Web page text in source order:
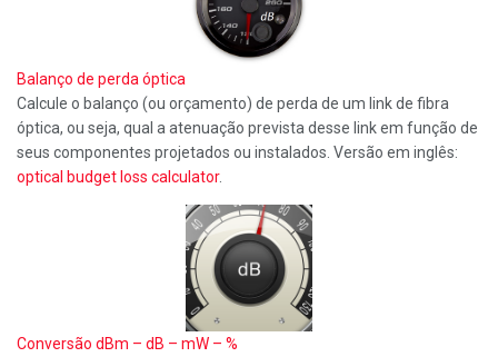
Balanço de perda óptica
Calcule o balanço (ou orçamento) de perda de um link de fibra
óptica, ou seja, qual a atenuação prevista desse link em função de
seus componentes projetados ou instalados. Versão em inglês:
optical budget loss calculator.
Conversão dBm – dB – mW – %